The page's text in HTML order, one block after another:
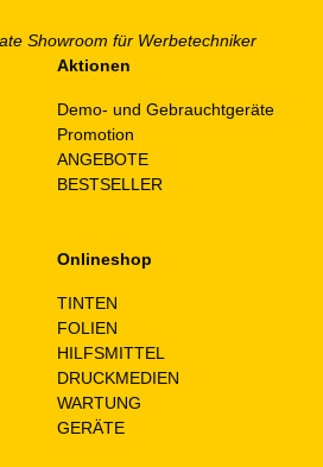
Aktionen
Demo- und Gebrauchtgeräte
Promotion
ANGEBOTE
BESTSELLER
Onlineshop
TINTEN
FOLIEN
HILFSMITTEL
DRUCKMEDIEN
WARTUNG
GERÄTE